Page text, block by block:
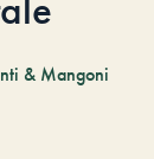
& Mangoni